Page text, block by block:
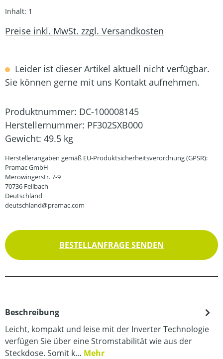
Inhalt: 1
Preise inkl. MwSt. zzgl. Versandkosten
Leider ist dieser Artikel aktuell nicht verfügbar.
Sie können gerne mit uns Kontakt aufnehmen.
Produktnummer: DC-100008145
Herstellernummer: PF302SXB000
Gewicht: 49.5 kg
Herstellerangaben gemäß EU-Produktsicherheitsverordnung (GPSR):
Pramac GmbH
Merowingerstr. 7-9
70736 Fellbach
Deutschland
deutschland@pramac.com
BESTELLANFRAGE SENDEN
Beschreibung
Leicht, kompakt und leise mit der Inverter Technologie
verfügen Sie über eine Stromstabilität wie aus der
Steckdose. Somit k… Mehr